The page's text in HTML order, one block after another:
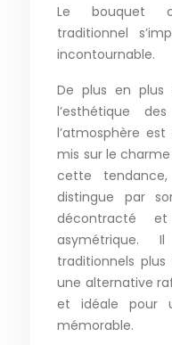
Le bouquet
traditionnel
incontournable.
De plus en plus
l’esthétique
l’atmosphère
mis sur le
cette
distingue par
décontracté
asymétrique.
traditionnels
une alternative
et idéale pour
mémorable.